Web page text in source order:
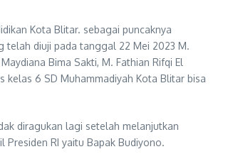
Kota Blitar. sebagai puncaknya
telah diuji pada tanggal 22 Mei 2023 M.
Bima Sakti, M. Fathian Rifqi El
kelas 6 SD Muhammadiyah Kota Blitar bisa
diragukan lagi setelah melanjutkan
Presiden RI yaitu Bapak Budiyono.